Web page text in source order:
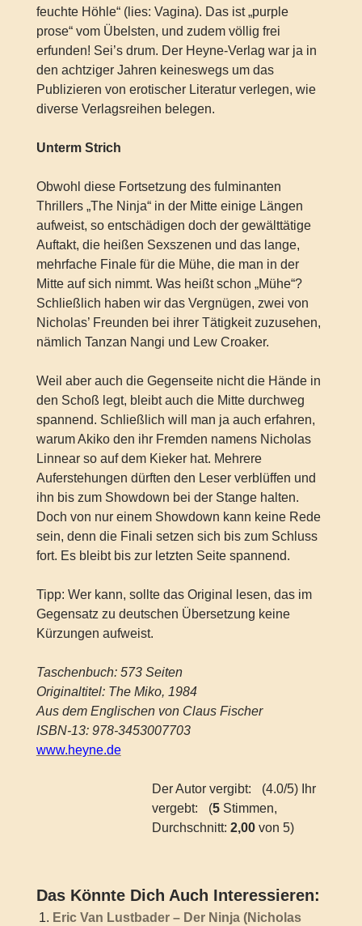
feuchte Höhle“ (lies: Vagina). Das ist „purple
prose“ vom Übelsten, und zudem völlig frei
erfunden! Sei’s drum. Der Heyne-Verlag war ja in
den achtziger Jahren keineswegs um das
Publizieren von erotischer Literatur verlegen, wie
diverse Verlagsreihen belegen.
Unterm Strich
Obwohl diese Fortsetzung des fulminanten
Thrillers „The Ninja“ in der Mitte einige Längen
aufweist, so entschädigen doch der gewälttätige
Auftakt, die heißen Sexszenen und das lange,
mehrfache Finale für die Mühe, die man in der
Mitte auf sich nimmt. Was heißt schon „Mühe“?
Schließlich haben wir das Vergnügen, zwei von
Nicholas’ Freunden bei ihrer Tätigkeit zuzusehen,
nämlich Tanzan Nangi und Lew Croaker.
Weil aber auch die Gegenseite nicht die Hände in
den Schoß legt, bleibt auch die Mitte durchweg
spannend. Schließlich will man ja auch erfahren,
warum Akiko den ihr Fremden namens Nicholas
Linnear so auf dem Kieker hat. Mehrere
Auferstehungen dürften den Leser verblüffen und
ihn bis zum Showdown bei der Stange halten.
Doch von nur einem Showdown kann keine Rede
sein, denn die Finali setzen sich bis zum Schluss
fort. Es bleibt bis zur letzten Seite spannend.
Tipp: Wer kann, sollte das Original lesen, das im
Gegensatz zu deutschen Übersetzung keine
Kürzungen aufweist.
Taschenbuch: 573 Seiten
Originaltitel: The Miko, 1984
Aus dem Englischen von Claus Fischer
ISBN-13: 978-3453007703
www.heyne.de
Der Autor vergibt:
(4.0/5) Ihr
vergebt:
(5Stimmen,
Durchschnitt: 2,00von 5)
Das Könnte Dich Auch Interessieren:
Eric Van Lustbader – Der Ninja (Nicholas